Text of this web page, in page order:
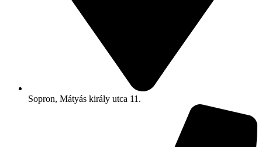
Sopron, Mátyás király utca 11.